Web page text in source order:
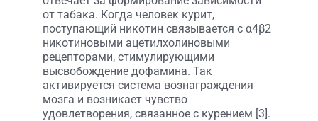
от табака. Когда человек курит,
поступающий никотин связывается с α4β2
никотиновыми ацетилхолиновыми
рецепторами, стимулирующими
высвобождение дофамина. Так
активируется система вознаграждения
мозга и возникает чувство
удовлетворения, связанное с курением [3].